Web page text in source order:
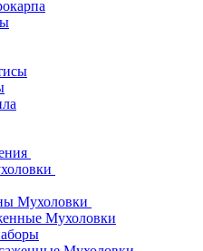
Мухоловки
Мухоловки